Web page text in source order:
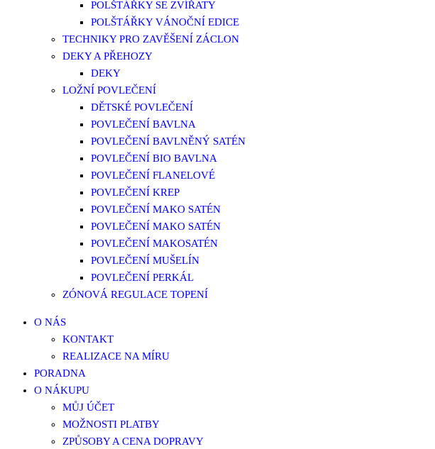
POLŠTÁŘKY SE ZVÍŘATY
POLŠTÁŘKY VÁNOČNÍ EDICE
TECHNIKY PRO ZAVĚŠENÍ ZÁCLON
DEKY A PŘEHOZY
DEKY
LOŽNÍ POVLEČENÍ
DĚTSKÉ POVLEČENÍ
POVLEČENÍ BAVLNA
POVLEČENÍ BAVLNĚNÝ SATÉN
POVLEČENÍ BIO BAVLNA
POVLEČENÍ FLANELOVÉ
POVLEČENÍ KREP
POVLEČENÍ MAKO SATÉN
POVLEČENÍ MAKO SATÉN
POVLEČENÍ MAKOSATÉN
POVLEČENÍ MUŠELÍN
POVLEČENÍ PERKÁL
ZÓNOVÁ REGULACE TOPENÍ
O NÁS
KONTAKT
REALIZACE NA MÍRU
PORADNA
O NÁKUPU
MŮJ ÚČET
MOŽNOSTI PLATBY
ZPŮSOBY A CENA DOPRAVY